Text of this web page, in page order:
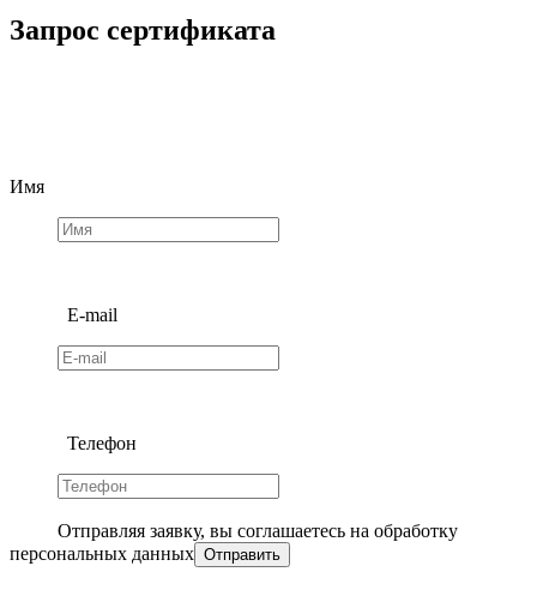
Запрос сертификата
Имя
E-mail
Телефон
Отправляя заявку, вы соглашаетесь на обработку
персональных данных Отправить